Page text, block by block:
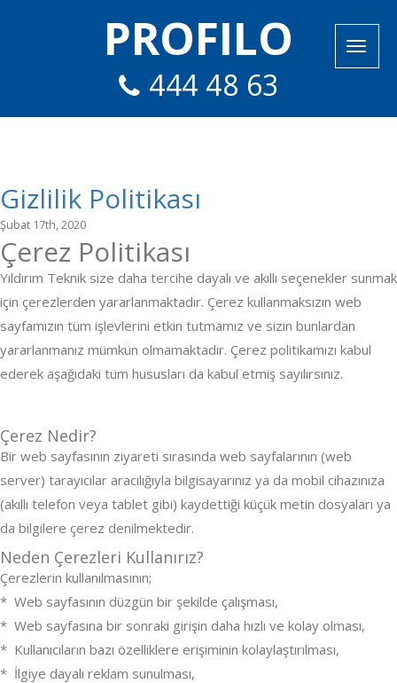
PROFILO
444 48 63
Gizlilik Politikası
Şubat 17th, 2020
Çerez Politikası
Yıldırım Teknik size daha tercihe dayalı ve akıllı seçenekler sunmak
için çerezlerden yararlanmaktadır. Çerez kullanmaksızın web
sayfamızın tüm işlevlerini etkin tutmamız ve sizin bunlardan
yararlanmanız mümkün olmamaktadır. Çerez politikamızı kabul
ederek aşağıdaki tüm hususları da kabul etmiş sayılırsınız.
Çerez Nedir?
Bir web sayfasının ziyareti sırasında web sayfalarının (web
server) tarayıcılar aracılığıyla bilgisayarınız ya da mobil cihazınıza
(akıllı telefon veya tablet gibi) kaydettiği küçük metin dosyaları ya
da bilgilere çerez denilmektedir.
Neden Çerezleri Kullanırız?
Çerezlerin kullanılmasının;
* Web sayfasının düzgün bir şekilde çalışması,
* Web sayfasına bir sonraki girişin daha hızlı ve kolay olması,
* Kullanıcıların bazı özelliklere erişiminin kolaylaştırılması,
* İlgiye dayalı reklam sunulması,